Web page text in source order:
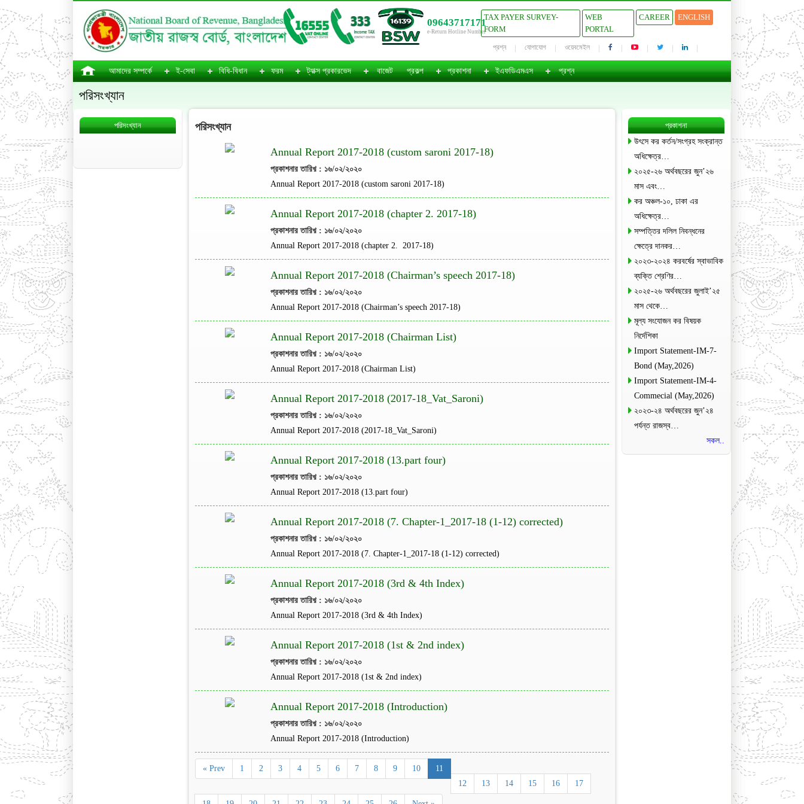
09643717171
e-Return Hotline Number
TAX PAYER SURVEY-
FORM
WEB
PORTAL
CAREER ENGLISH
প্রশ্ন যোগাযোগ ওয়েবমেইল
আমাদের সম্পর্কে ই-সেবা বিধি-বিধান ফরম ট্যাক্স প্রকারভেদ বাজেট প্রকল্প প্রকাশনা ইএফডিএমএস প্রশ্ন
পরিসংখ্যান
পরিসংখ্যান পরিসংখ্যান
Annual Report 2017-2018 (custom saroni 2017-18)
প্রকাশনার তারিখ় : ১৬/০২/২০২০
Annual Report 2017-2018 (custom saroni 2017-18)
Annual Report 2017-2018 (chapter 2. 2017-18)
প্রকাশনার তারিখ় : ১৬/০২/২০২০
Annual Report 2017-2018 (chapter 2. 2017-18)
Annual Report 2017-2018 (Chairman’s speech 2017-18)
প্রকাশনার তারিখ় : ১৬/০২/২০২০
Annual Report 2017-2018 (Chairman’s speech 2017-18)
Annual Report 2017-2018 (Chairman List)
প্রকাশনার তারিখ় : ১৬/০২/২০২০
Annual Report 2017-2018 (Chairman List)
Annual Report 2017-2018 (2017-18_Vat_Saroni)
প্রকাশনার তারিখ় : ১৬/০২/২০২০
Annual Report 2017-2018 (2017-18_Vat_Saroni)
Annual Report 2017-2018 (13.part four)
প্রকাশনার তারিখ় : ১৬/০২/২০২০
Annual Report 2017-2018 (13.part four)
Annual Report 2017-2018 (7. Chapter-1_2017-18 (1-12) corrected)
প্রকাশনার তারিখ় : ১৬/০২/২০২০
Annual Report 2017-2018 (7. Chapter-1_2017-18 (1-12) corrected)
Annual Report 2017-2018 (3rd & 4th Index)
প্রকাশনার তারিখ় : ১৬/০২/২০২০
Annual Report 2017-2018 (3rd & 4th Index)
Annual Report 2017-2018 (1st & 2nd index)
প্রকাশনার তারিখ় : ১৬/০২/২০২০
Annual Report 2017-2018 (1st & 2nd index)
Annual Report 2017-2018 (Introduction)
প্রকাশনার তারিখ় : ১৬/০২/২০২০
Annual Report 2017-2018 (Introduction)
« Prev 1 2 3 4 5 6 7 8 9 10
11
12
13 14 15 16 17
প্রকাশনা
উৎসে কর কর্তন/সংগ্রহ সংক্রান্ত
অধিক্ষেত্র…
২০২৫-২৬ অর্থবছরের জুন’২৬
মাস এবং…
কর অঞ্চল-১০, ঢাকা এর
অধিক্ষেত্র…
সম্পত্তির দলিল নিবন্ধনের
ক্ষেত্রে দানকর…
২০২৩-২০২৪ করবর্ষের স্বাভাবিক
ব্যক্তি শ্রেণির…
২০২৫-২৬ অর্থবছরের জুলাই’২৫
মাস থেকে…
মূল্য সংযোজন কর বিষয়ক
নির্দেশিকা
Import Statement-IM-7-
Bond (May,2026)
Import Statement-IM-4-
Commecial (May,2026)
২০২৩-২৪ অর্থবছরের জুন’২৪
পর্যন্ত রাজস্ব…
সকল..